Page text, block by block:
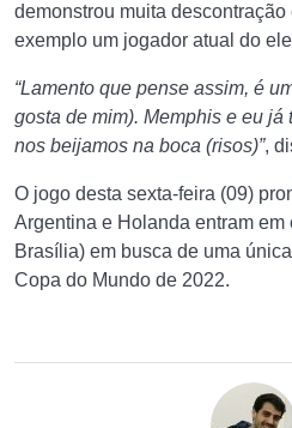
demonstrou muita
exemplo um jogador atual do
“Lamento que pense assim, é
gosta de mim). Memphis e eu
nos beijamos na boca (risos)”,
O jogo desta sexta-feira (09)
Argentina e Holanda entram
Brasília) em busca de uma
Copa do Mundo de 2022.